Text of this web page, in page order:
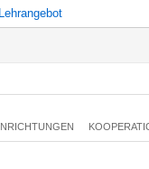
Neuroscience (SCAN)